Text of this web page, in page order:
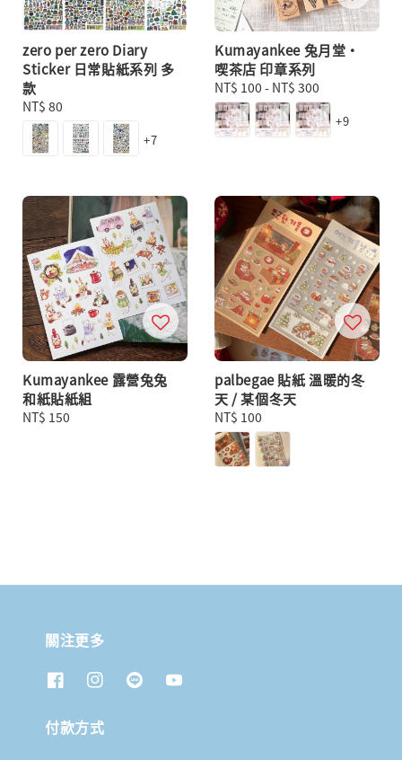
zero per zero Diary
Sticker 日常貼紙系列 多
款
Regular
price
NT$ 80
+7
Kumayankee 兔月堂・
喫茶店 印章系列
Regular
price
NT$ 100 - NT$ 300
+9
Kumayankee 露營兔兔
和紙貼紙組
Regular
NT$ 150
palbegae 貼紙 溫暖的冬
天 / 某個冬天
Regular
price
NT$ 100
關注更多
付款方式